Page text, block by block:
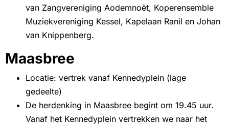
van Zangvereniging Aodemnoët, Koperensemble
Muziekvereniging Kessel, Kapelaan Ranil en Johan
van Knippenberg.
Maasbree
Locatie: vertrek vanaf Kennedyplein (lage
gedeelte)
De herdenking in Maasbree begint om 19.45 uur.
Vanaf het Kennedyplein vertrekken we naar het